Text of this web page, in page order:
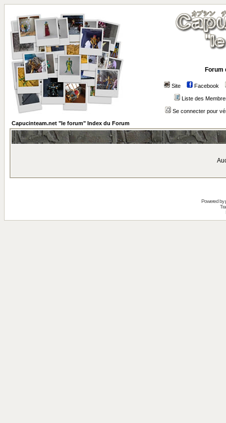
Forum
Site Facebook
Liste des
Se connecter pour
Capucinteam.net "le forum" Index du Forum
Powered by